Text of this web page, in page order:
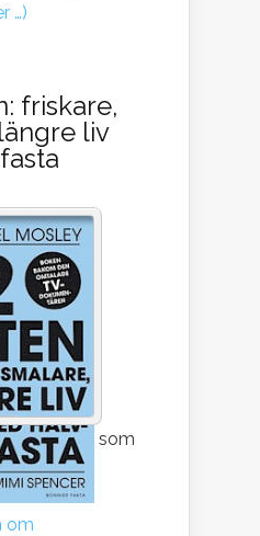
…)
friskare,
liv
är läkaren som
om